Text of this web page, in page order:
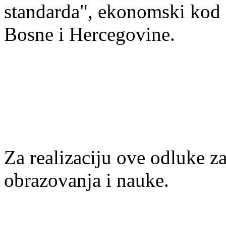
standarda", ekonomski
Bosne i Hercegovine.
Za realizaciju ove odluke
obrazovanja i nauke.